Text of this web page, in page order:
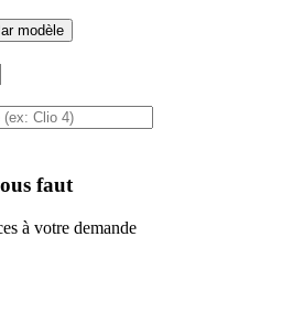
modèle
faut
à votre demande